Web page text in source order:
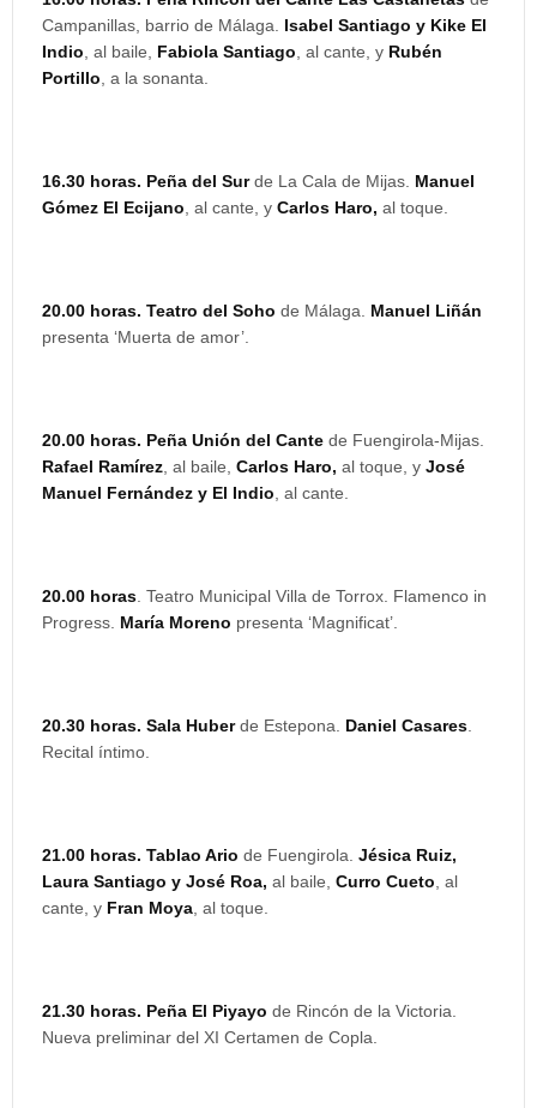
Campanillas, barrio de Málaga. Isabel Santiago y Kike El
Indio , al baile, Fabiola Santiago , al cante, y Rubén
Portillo , a la sonanta.
16.30 horas. Peña del Surde La Cala de Mijas. Manuel
Gómez El Ecijano , al cante, y Carlos Haro, al toque.
20.00 horas. Teatro del Soho de Málaga. Manuel Liñán
presenta ‘Muerta de amor’.
20.00 horas. Peña Unión del Cante de Fuengirola-Mijas.
Rafael Ramírez , al baile, Carlos Haro, al toque, y José
Manuel Fernández y El Indio , al cante.
20.00 horas . Teatro Municipal Villa de Torrox. Flamenco in
Progress. María Moreno presenta ‘Magnificat’.
20.30 horas. Sala Huberde Estepona. Daniel Casares
Recital íntimo.
21.00 horas. Tablao Ario de Fuengirola. Jésica Ruiz,
Laura Santiago y José Roa, al baile, Curro Cueto , al
cante, y Fran Moya , al toque.
21.30 horas. Peña El Piyayo de Rincón de la Victoria.
Nueva preliminar del XI Certamen de Copla.